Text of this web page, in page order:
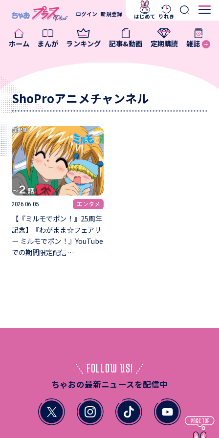
ホーム まんが ランキング 記事&動画 定期購読 雑誌
ログイン 新規登録 はじめて りれき
ShoProアニメチャンネル
2026.06.05 エンタメ
【『ミルモでポン！』25周年
記念】『わがまま☆フェアリ
ー ミルモでポン！』YouTube
での期間限定配信…
FOLLOW US!
ちゃおの最新ニュースを配信中